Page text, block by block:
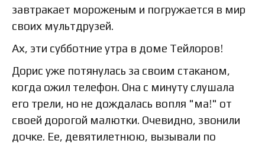
завтракает мороженым и погружается в мир
своих мультдрузей.
Ах, эти субботние утра в доме Тейлоров!
Дорис уже потянулась за своим стаканом,
когда ожил телефон. Она с минуту слушала
его трели, но не дождалась вопля "ма!" от
своей дорогой малютки. Очевидно, звонили
дочке. Ее, девятилетнюю, вызывали по